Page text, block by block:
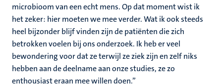
microbioom van een echt mens. Op dat moment wist ik
het zeker: hier moeten we mee verder. Wat ik ook steeds
heel bijzonder blijf vinden zijn de patiënten die zich
betrokken voelen bij ons onderzoek. Ik heb er veel
bewondering voor dat ze terwijl ze ziek zijn en zelf niks
hebben aan de deelname aan onze studies, ze zo
enthousiast eraan mee willen doen.”